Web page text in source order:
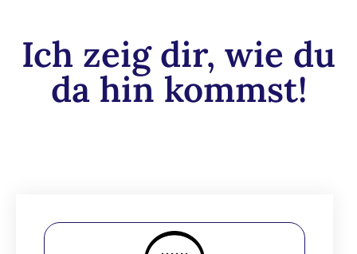
Ich zeig dir, wie du
da hin kommst!